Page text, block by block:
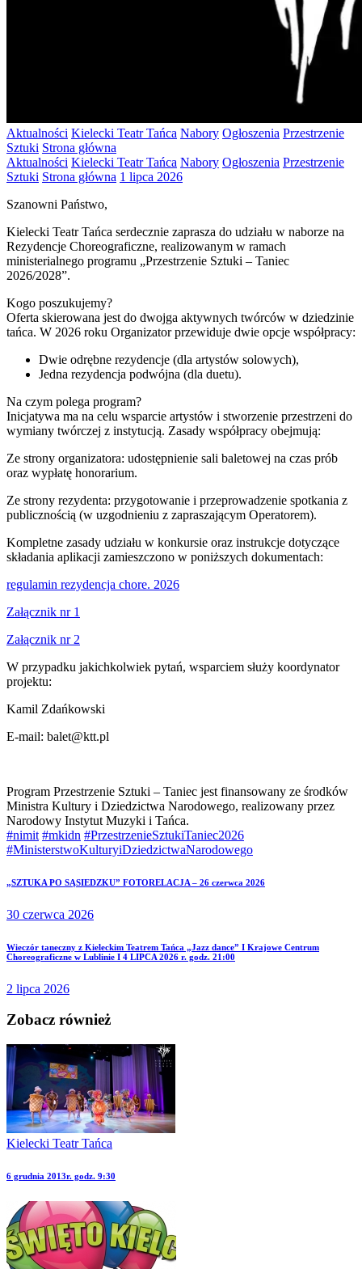
Aktualności Kielecki Teatr Tańca Nabory Ogłoszenia Przestrzenie
Sztuki Strona główna
Aktualności Kielecki Teatr Tańca Nabory Ogłoszenia Przestrzenie
Sztuki Strona główna 1 lipca 2026
Szanowni Państwo,
Kielecki Teatr Tańca serdecznie zaprasza do udziału w naborze na
Rezydencje Choreograficzne, realizowanym w ramach
ministerialnego programu „Przestrzenie Sztuki – Taniec
2026/2028”.
Kogo poszukujemy?
Oferta skierowana jest do dwojga aktywnych twórców w dziedzinie
tańca. W 2026 roku Organizator przewiduje dwie opcje współpracy:
Dwie odrębne rezydencje (dla artystów solowych),
Jedna rezydencja podwójna (dla duetu).
Na czym polega program?
Inicjatywa ma na celu wsparcie artystów i stworzenie przestrzeni do
wymiany twórczej z instytucją. Zasady współpracy obejmują:
Ze strony organizatora: udostępnienie sali baletowej na czas prób
oraz wypłatę honorarium.
Ze strony rezydenta: przygotowanie i przeprowadzenie spotkania z
publicznością (w uzgodnieniu z zapraszającym Operatorem).
Kompletne zasady udziału w konkursie oraz instrukcje dotyczące
składania aplikacji zamieszczono w poniższych dokumentach:
regulamin rezydencja chore. 2026
Załącznik nr 1
Załącznik nr 2
W przypadku jakichkolwiek pytań, wsparciem służy koordynator
projektu:
Kamil Zdańkowski
E-mail: balet@ktt.pl
Program Przestrzenie Sztuki – Taniec jest finansowany ze środków
Ministra Kultury i Dziedzictwa Narodowego, realizowany przez
Narodowy Instytut Muzyki i Tańca.
#nimit #mkidn #PrzestrzenieSztukiTaniec2026
#MinisterstwoKulturyiDziedzictwaNarodowego
Nawigacja
wpisu
prev
„SZTUKA PO SĄSIEDZKU” FOTORELACJA – 26 czerwca 2026
30 czerwca 2026
next
post
Wieczór taneczny z Kieleckim Teatrem Tańca „Jazz dance” I Krajowe Centrum
Choreograficzne w Lublinie I 4 LIPCA 2026 r. godz. 21:00
2 lipca 2026
Zobacz również
Kielecki Teatr Tańca
6 grudnia 2013r. godz. 9:30